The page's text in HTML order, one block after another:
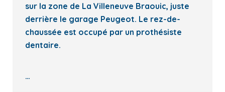
sur la zone de La Villeneuve Braouic, juste
derrière le garage Peugeot. Le rez-de-
chaussée est occupé par un prothésiste
dentaire.
…